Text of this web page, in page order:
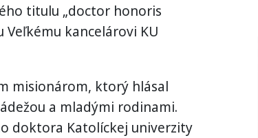
titulu „doctor honoris
Veľkému kancelárovi KU
misionárom, ktorý hlásal
a mladými rodinami.
doktora Katolíckej univerzity